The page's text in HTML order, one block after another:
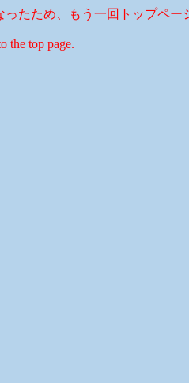
ったため、もう一回トップペー
the top page.